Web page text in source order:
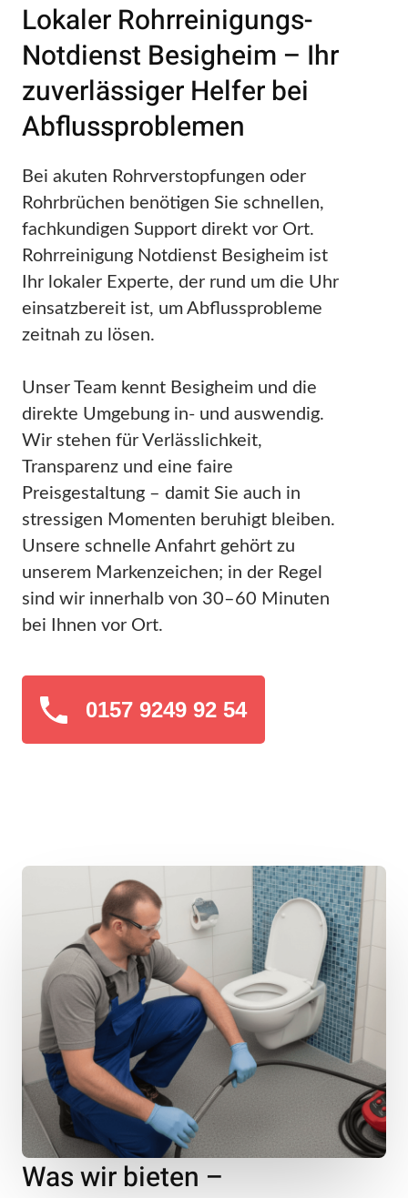
Lokaler Rohrreinigungs-
Notdienst Besigheim – Ihr
zuverlässiger Helfer bei
Abflussproblemen
Bei akuten Rohrverstopfungen oder
Rohrbrüchen benötigen Sie schnellen,
fachkundigen Support direkt vor Ort.
Rohrreinigung Notdienst Besigheim ist
Ihr lokaler Experte, der rund um die Uhr
einsatzbereit ist, um Abflussprobleme
zeitnah zu lösen.
Unser Team kennt Besigheim und die
direkte Umgebung in- und auswendig.
Wir stehen für Verlässlichkeit,
Transparenz und eine faire
Preisgestaltung – damit Sie auch in
stressigen Momenten beruhigt bleiben.
Unsere schnelle Anfahrt gehört zu
unserem Markenzeichen; in der Regel
sind wir innerhalb von 30–60 Minuten
bei Ihnen vor Ort.
0157 9249 92 54
Was wir bieten –